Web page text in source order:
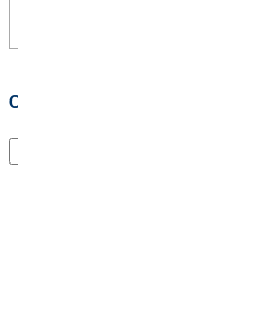
Ochrana osobních údajů